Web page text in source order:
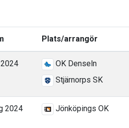
Plats/arrangör
OK Denseln
Stjärnorps SK
2024 Jönköpings OK